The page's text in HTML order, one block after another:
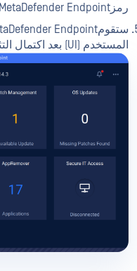
رمزMetaDefender Endpoint في النظام.
المستخدم (UI) بعد اكتمال التثبيت.